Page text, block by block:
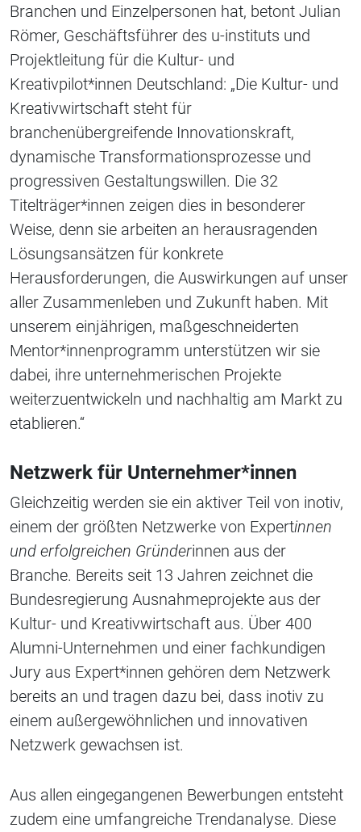
Branchen und Einzelpersonen hat, betont Julian
Römer, Geschäftsführer des u-instituts und
Projektleitung für die Kultur- und
Kreativpilot*innen Deutschland: „Die Kultur- und
Kreativwirtschaft steht für
branchenübergreifende Innovationskraft,
dynamische Transformationsprozesse und
progressiven Gestaltungswillen. Die 32
Titelträger*innen zeigen dies in besonderer
Weise, denn sie arbeiten an herausragenden
Lösungsansätzen für konkrete
Herausforderungen, die Auswirkungen auf unser
aller Zusammenleben und Zukunft haben. Mit
unserem einjährigen, maßgeschneiderten
Mentor*innenprogramm unterstützen wir sie
dabei, ihre unternehmerischen Projekte
weiterzuentwickeln und nachhaltig am Markt zu
etablieren.“
Netzwerk für Unternehmer*innen
Gleichzeitig werden sie ein aktiver Teil von inotiv,
einem der größten Netzwerke von Expertinnen
und erfolgreichen Gründerinnen aus der
Branche. Bereits seit 13 Jahren zeichnet die
Bundesregierung Ausnahmeprojekte aus der
Kultur- und Kreativwirtschaft aus. Über 400
Alumni-Unternehmen und einer fachkundigen
Jury aus Expert*innen gehören dem Netzwerk
bereits an und tragen dazu bei, dass inotiv zu
einem außergewöhnlichen und innovativen
Netzwerk gewachsen ist.
Aus allen eingegangenen Bewerbungen entsteht
zudem eine umfangreiche Trendanalyse. Diese